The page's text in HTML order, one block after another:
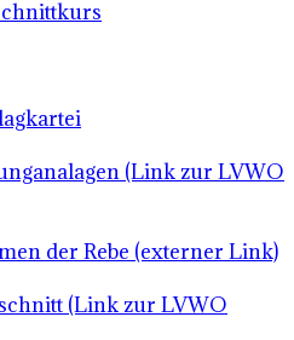
(Link zur LVWO
der Rebe (externer Link)
(Link zur LVWO